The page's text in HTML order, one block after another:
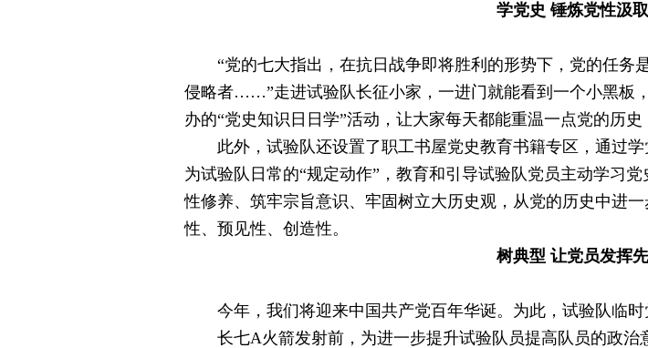
学党史 锤炼党性汲
“党的七大指出，在抗日战争即将胜利的形势下，党的任务
侵略者……”走进试验队长征小家，一进门就能看到一个小黑板
办的“党史知识日日学”活动，让大家每天都能重温一点党的历
此外，试验队还设置了职工书屋党史教育书籍专区，通过学
为试验队日常的“规定动作”，教育和引导试验队党员主动学习
性修养、筑牢宗旨意识、牢固树立大历史观，从党的历史中进
性、预见性、创造性。
树典型 让党员发挥
今年，我们将迎来中国共产党百年华诞。为此，试验队临时
长七A火箭发射前，为进一步提升试验队员提高队员的政治